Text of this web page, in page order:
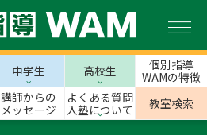
中学生 高校生
個別指導
WAMの特徴
講師からの
メッセージ
よくある質問
入塾について
教室検索